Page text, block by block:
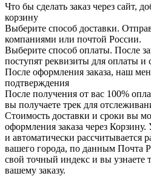
Что бы сделать заказ через сайт,
корзину
Выберите способ доставки.
компаниями или почтой России.
Выберите способ оплаты. После
поступят реквизиты для оплаты и
После оформления заказа, наш
подтверждения
После получения от вас 100%
вы получаете трек для
Стоимость доставки и сроки вы
оформления заказа через
и автоматически рассчитывается
вашего города, по данным Почта
свой точный индекс и вы
вашему заказу.